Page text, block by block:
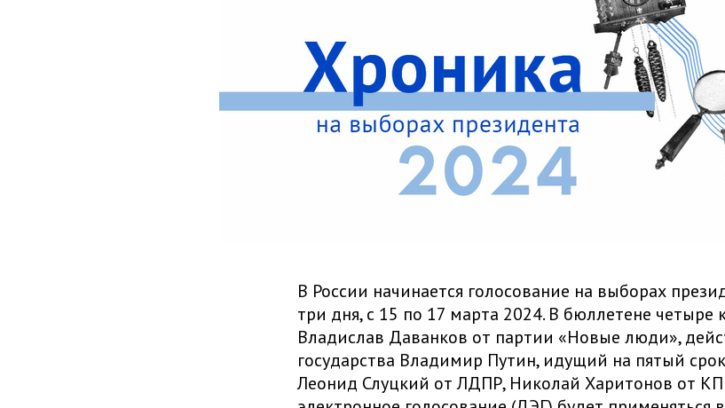
В России начинается голосование на выборах
три дня, с 15 по 17 марта 2024. В бюллетене четыре
Владислав Даванков от партии «Новые люди»,
государства Владимир Путин, идущий на пятый
Леонид Слуцкий от ЛДПР, Николай Харитонов от